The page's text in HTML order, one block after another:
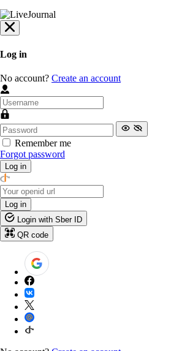
Log in
No account? Create an account
Remember me
Forgot password
Log in
Log in
Login with Sber ID
QR code